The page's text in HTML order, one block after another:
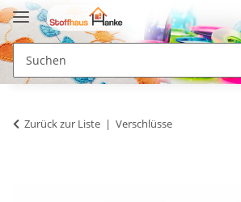
Zurück zur Liste Verschlüsse